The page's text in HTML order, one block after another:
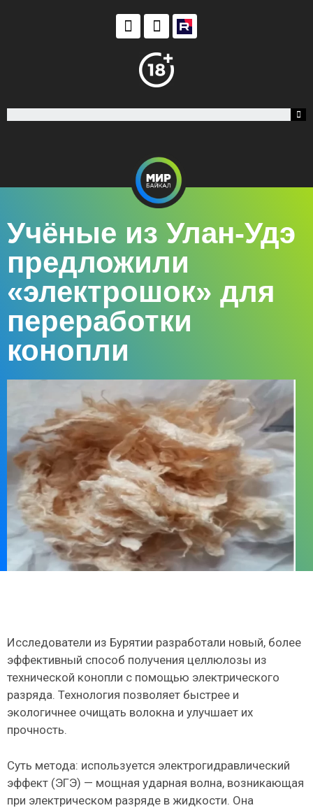
Учёные из Улан-Удэ
предложили
«электрошок» для
переработки
конопли
Исследователи из Бурятии разработали новый, более
эффективный способ получения целлюлозы из
технической конопли с помощью электрического
разряда. Технология позволяет быстрее и
экологичнее очищать волокна и улучшает их
прочность.
Суть метода: используется электрогидравлический
эффект (ЭГЭ) — мощная ударная волна, возникающая
при электрическом разряде в жидкости. Она